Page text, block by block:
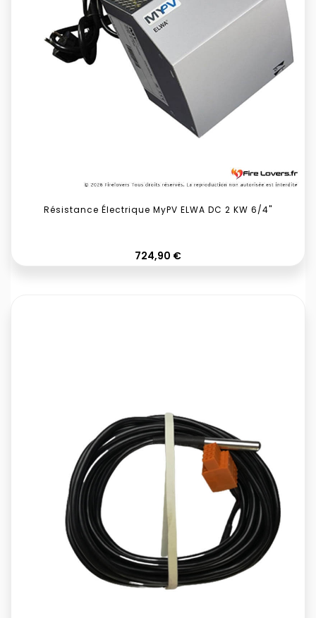
Résistance Électrique MyPV ELWA DC 2 KW 6/4"
724,90 €Prix